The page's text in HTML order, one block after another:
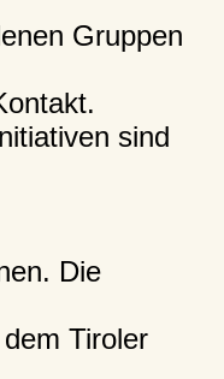
Gruppen
sind
Die
Tiroler